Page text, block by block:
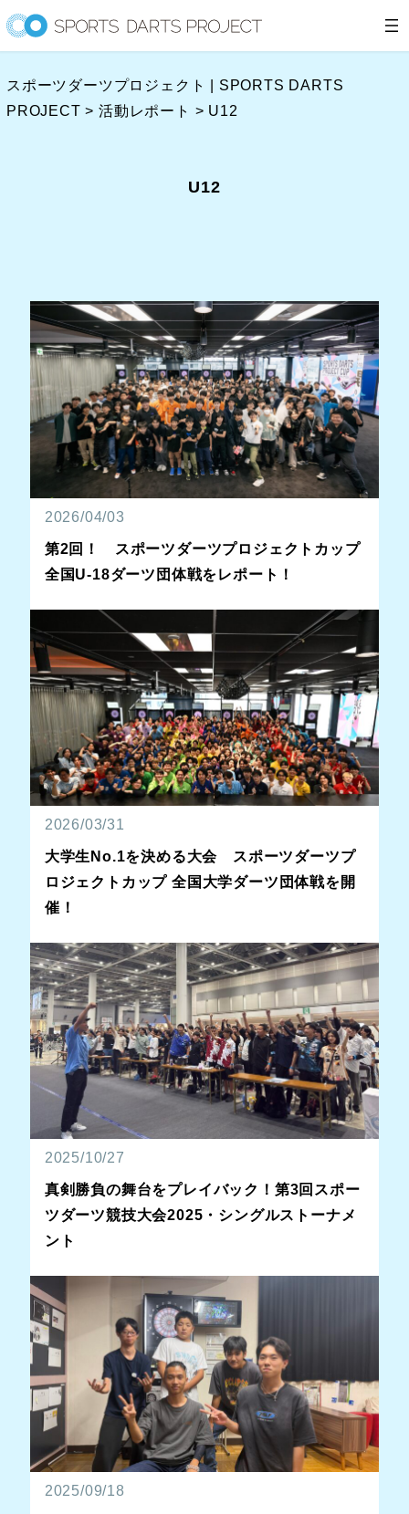
内
容
ス
キ
スポーツダーツプロジェクト | SPORTS DARTS
PROJECT >活動レポート > U12
U12
2026/04/03
第2回！ スポーツダーツプロジェクトカップ
全国U-18ダーツ団体戦をレポート！
2026/03/31
大学生No.1を決める大会 スポーツダーツプ
ロジェクトカップ 全国大学ダーツ団体戦を開
催！
2025/10/27
真剣勝負の舞台をプレイバック！第3回スポー
ツダーツ競技大会2025・シングルストーナメ
ント
2025/09/18